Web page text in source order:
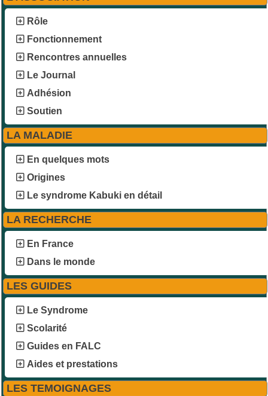
Rôle
Fonctionnement
Rencontres annuelles
Le Journal
Adhésion
Soutien
LA MALADIE
En quelques mots
Origines
Le syndrome Kabuki en détail
LA RECHERCHE
En France
Dans le monde
LES GUIDES
Le Syndrome
Scolarité
Guides en FALC
Aides et prestations
LES TEMOIGNAGES